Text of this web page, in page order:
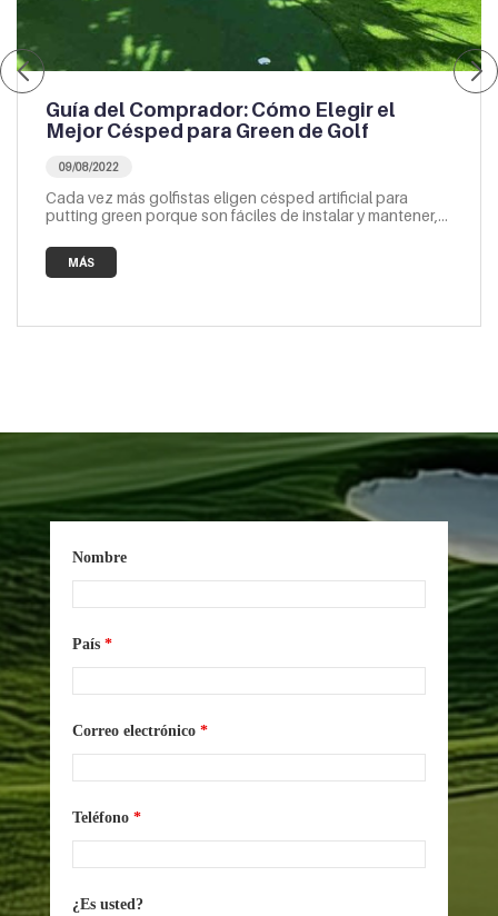
Guía del Comprador: Cómo Elegir el
Mejor Césped para Green de Golf
09/08/2022
Cada vez más golfistas eligen césped artificial para
putting green porque son fáciles de instalar y mantener,
Existen numerosas opciones de césped artificial para
putting green en el mercado, entonces ¿cómo encontrar
MÁS
Nombre
País *
Correo electrónico *
Teléfono *
¿Es usted?